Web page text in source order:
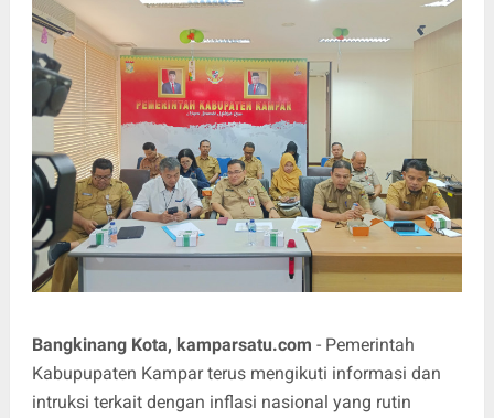
Bangkinang Kota, kamparsatu.com - Pemerintah
Kabupupaten Kampar terus mengikuti informasi dan
intruksi terkait dengan inflasi nasional yang rutin